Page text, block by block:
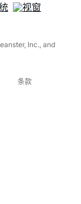
Inc., and
条款